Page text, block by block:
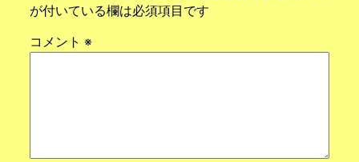
が付いている欄は必須項目です
コメント ※